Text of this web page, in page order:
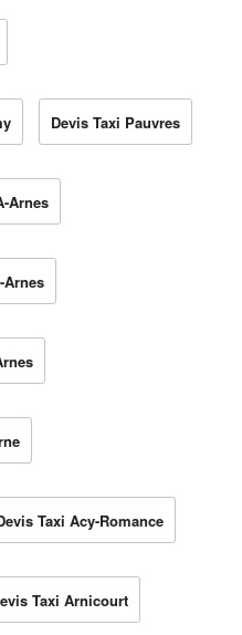
Devis Taxi Pauvres
Arnes
Arnes
Taxi Acy-Romance
Taxi Arnicourt